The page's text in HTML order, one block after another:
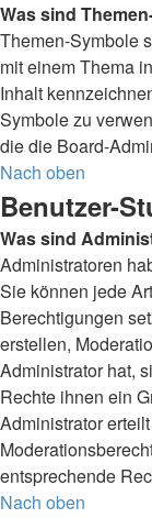
Was sind
Themen-Symbole
mit einem Thema
Inhalt
Symbole zu
die die Board-
Nach oben
Benutzer-
Was sind
Administratoren
Sie können jede
Berechtigungen
erstellen,
Administrator hat,
Rechte ihnen ein
Administrator
entsprechende
Nach oben